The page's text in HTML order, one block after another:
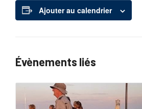
Ajouter au calendrier
Évènements liés